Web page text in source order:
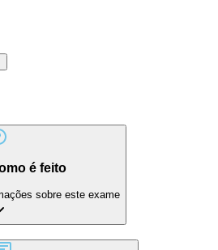
é feito
sobre este exame